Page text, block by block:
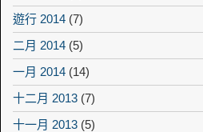
遊行 2014 (7)
二月 2014 (5)
一月 2014 (14)
十二月 2013 (7)
十一月 2013 (5)